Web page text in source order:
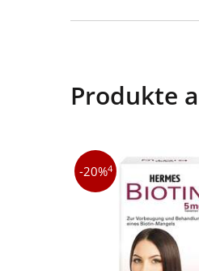
Produkte
-20%4